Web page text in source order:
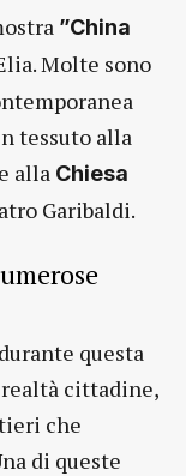
”China
Molte sono
tessuto alla
alla Chiesa
Garibaldi.
questa
cittadine,
che
di queste